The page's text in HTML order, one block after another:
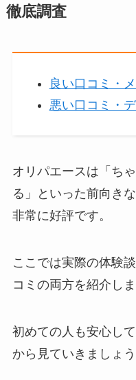
徹底調査
良い口コミ・
悪い口コミ・
オリパエースは「ち
る」といった前向き
非常に好評です。
ここでは実際の体験
コミの両方を紹介しま
初めての人も安心し
から見ていきましょう